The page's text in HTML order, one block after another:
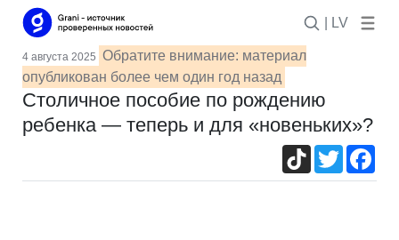
| LV
4 августа 2025 Обратите внимание: материал
опубликован более чем один год назад
Столичное пособие по рождению
ребенка — теперь и для «новеньких»?
TikTokTwitter